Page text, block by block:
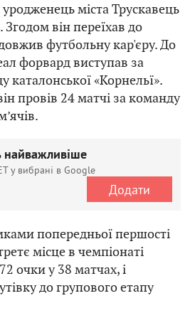
міста Трускавець
Згодом він переїхав до
футбольну кар'єру. До
форвард виступав за
каталонської «Корнельї».
провів 24 матчі за команду
найважливіше
у вибрані в Google
Додати
попередньої першості
місце в чемпіонаті
очки у 38 матчах, і
до групового етапу